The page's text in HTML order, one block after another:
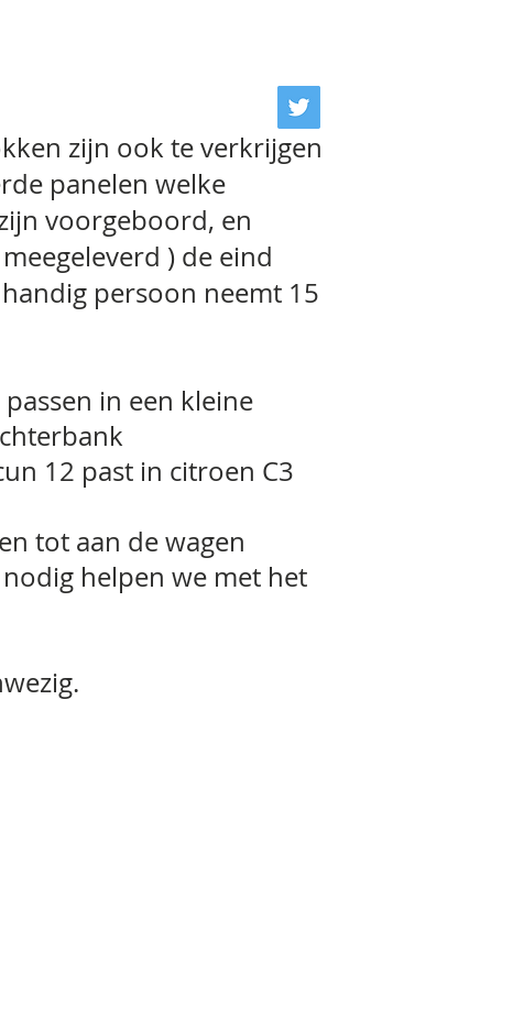
zijn ook te verkrijgen
panelen welke
voorgeboord, en
) de eind
persoon neemt 15
in een kleine
12 past in citroen C3
tot aan de wagen
helpen we met het